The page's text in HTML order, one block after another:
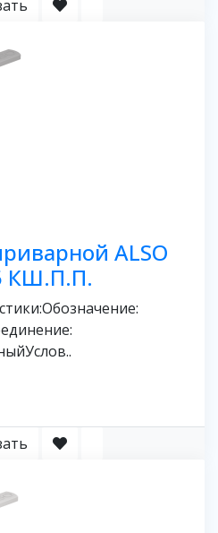
ALSO
КШ.П.П.